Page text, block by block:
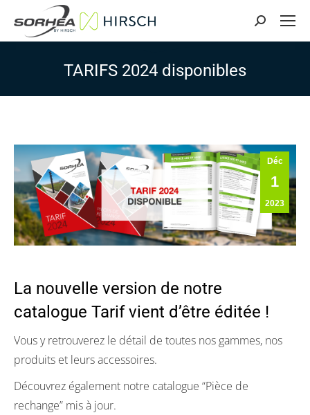
Search:
TARIFS 2024 disponibles
Déc
1
2023
La nouvelle version de notre
catalogue Tarif vient d’être éditée !
Vous y retrouverez le détail de toutes nos gammes, nos
produits et leurs accessoires.
Découvrez également notre catalogue “Pièce de
rechange” mis à jour.